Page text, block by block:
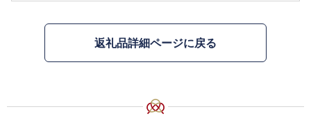
返礼品詳細ページに戻る